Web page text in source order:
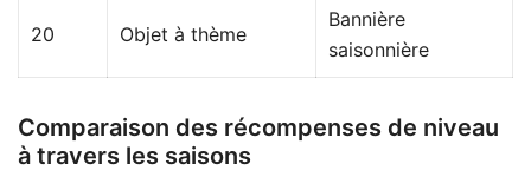
20 Objet à thème
Bannière
saisonnière
Comparaison des récompenses de niveau
à travers les saisons